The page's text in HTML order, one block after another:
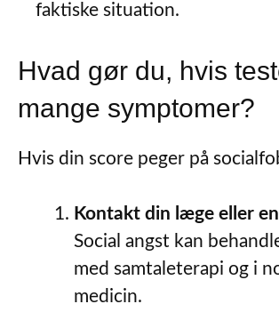
faktiske situation.
Hvad gør du, hvis
mange symptomer?
Hvis din score peger på
Kontakt din læge eller
Social angst kan
med samtaleterapi og i
medicin.